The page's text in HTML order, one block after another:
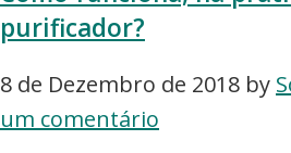
purificador?
8 de Dezembro de 2018 by
um comentário